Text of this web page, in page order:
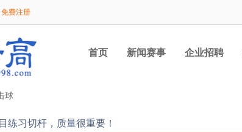
免费注册
首页 新闻赛事 企业招聘
球
练习切杆，质量很重要！